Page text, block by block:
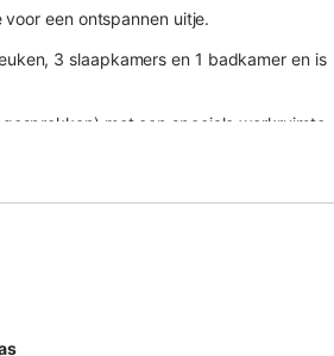
een ontspannen uitje.
3 slaapkamers en 1 badkamer en is
met een speciale werkruimte
de woonkamer en een wasmachine.
op het open terras, zoek de schaduw
je af in de buitendouche.